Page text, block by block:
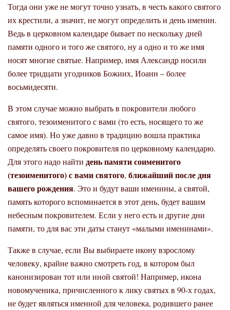
Тогда они уже не могут точно узнать, в честь какого святого
их крестили, а значит, не могут определить и день именин.
Ведь в церковном календаре бывает по нескольку дней
памяти одного и того же святого, ну а одно и то же имя
носят многие святые. Например, имя Александр носили
более тридцати угодников Божиих, Иоанн – более
восьмидесяти.
В этом случае можно выбрать в покровители любого
святого, тезоименитого с вами (то есть, носящего то же
самое имя). Но уже давно в традицию вошла практика
определять своего покровителя по церковному календарю.
Для этого надо найти день памяти соименитого
(тезоименитого) с вами святого, ближайший после дня
вашего рождения. Это и будут ваши именины, а святой,
память которого вспоминается в этот день, будет вашим
небесным покровителем. Если у него есть и другие дни
памяти, то для вас эти даты станут «малыми именинами».
Также в случае, если Вы выбираете икону взрослому
человеку, крайне важно смотреть год, в котором был
канонизирован тот или иной святой! Например, икона
новомученика, причисленного к лику святых в 90-х годах,
не будет являться именной для человека, родившего ранее